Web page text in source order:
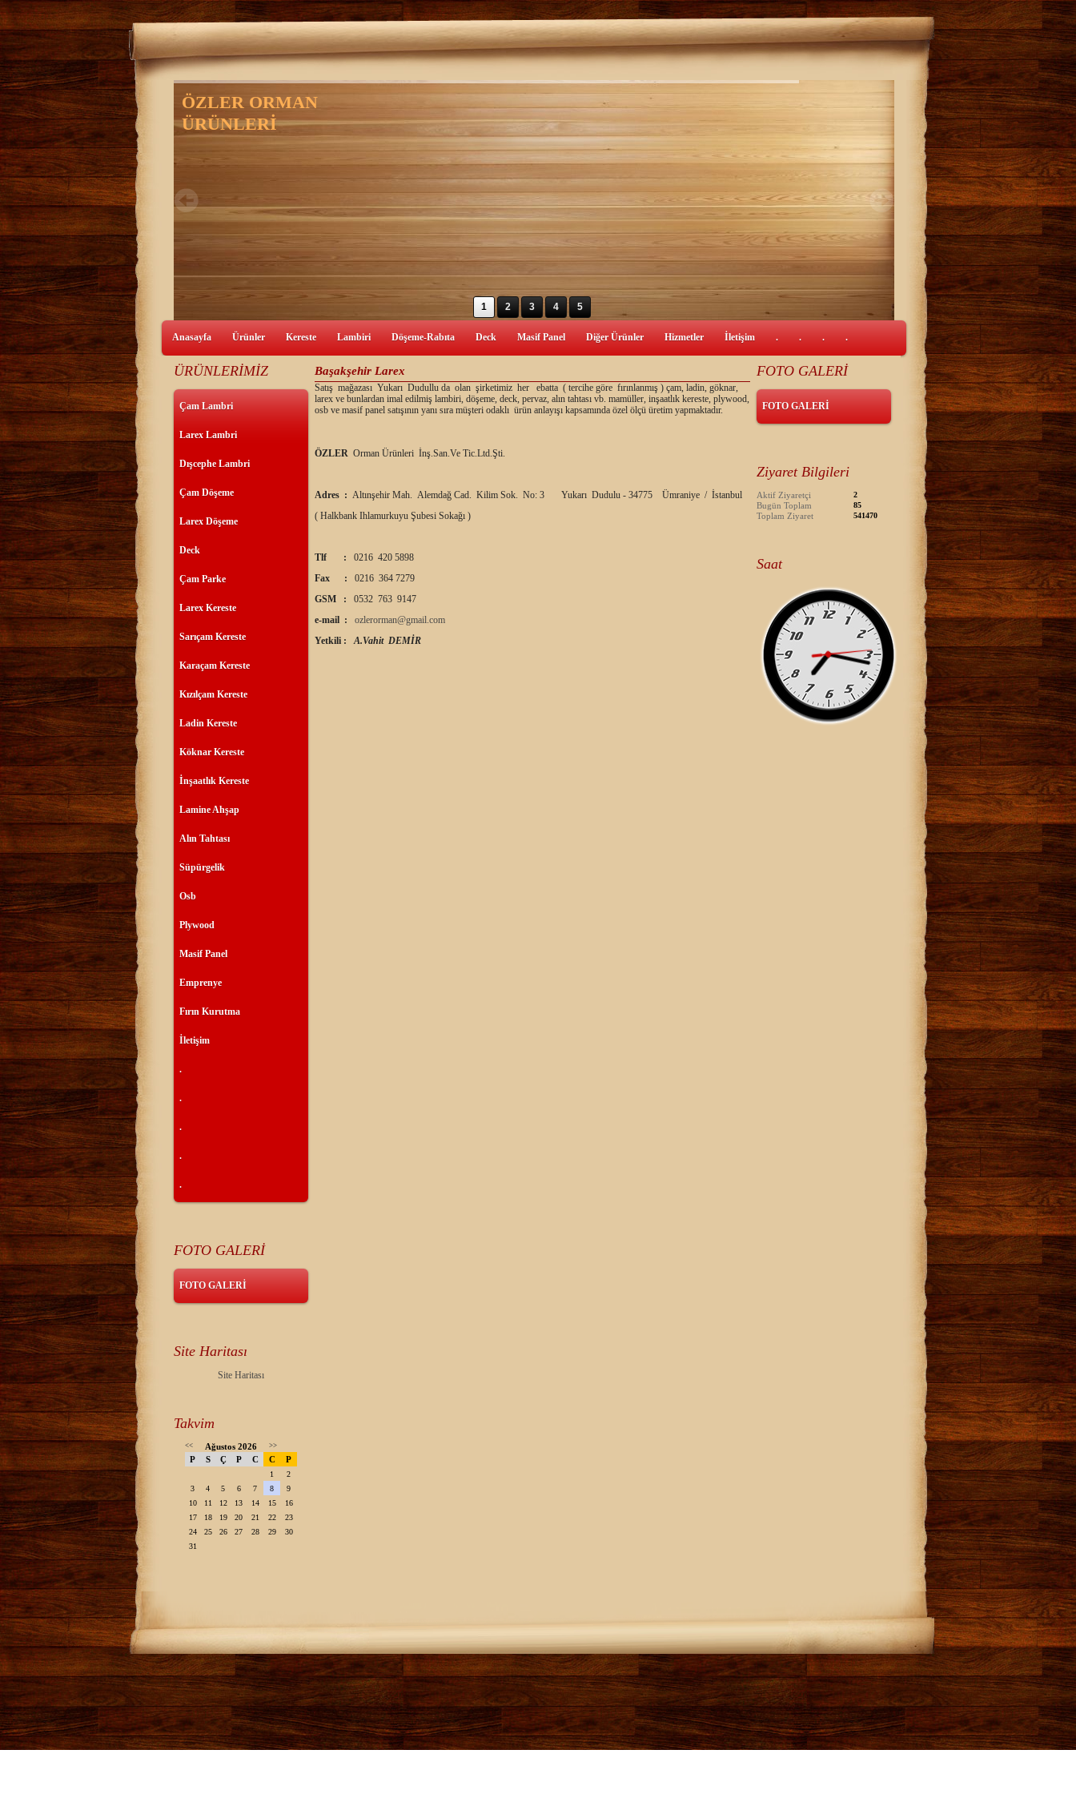
1 2 3 4 5
Anasayfa Ürünler Kereste Lambiri Döşeme-Rabıta Deck Masif Panel Diğer Ürünler Hizmetler İletişim . . . .
ÜRÜNLERİMİZ
Çam Lambri
Larex Lambri
Dışcephe Lambri
Çam Döşeme
Larex Döşeme
Deck
Çam Parke
Larex Kereste
Sarıçam Kereste
Karaçam Kereste
Kızılçam Kereste
Ladin Kereste
Köknar Kereste
İnşaatlık Kereste
Lamine Ahşap
Alın Tahtası
Süpürgelik
Osb
Plywood
Masif Panel
Emprenye
Fırın Kurutma
İletişim
.
.
.
.
.
FOTO GALERİ
FOTO GALERİ
Site Haritası
Site Haritası
Takvim
<< Ağustos 2026 >>
P S Ç P C C P
1
2
3
4 5 6 7 8
9
10
11 12 13 14 15
16
17
18 19 20 21 22
23
24
25 26 27 28 29
30
31
Başakşehir Larex
Satış mağazası Yukarı Dudullu da olan şirketimiz her ebatta ( tercihe göre fırınlanmış ) çam, ladin, göknar,
larex ve bunlardan imal edilmiş lambiri, döşeme, deck, pervaz, alın tahtası vb. mamüller, inşaatlık kereste, plywood,
osb ve masif panel satışının yanı sıra müşteri odaklı ürün anlayışı kapsamında özel ölçü üretim yapmaktadır.
ÖZLER Orman Ürünleri İnş.San.Ve Tic.Ltd.Şti.
Adres : Altınşehir Mah. Alemdağ Cad. Kilim Sok. No: 3 Yukarı Dudulu - 34775 Ümraniye / İstanbul
( Halkbank Ihlamurkuyu Şubesi Sokağı )
Tlf :
0216 420 5898
Fax :
0216 364 7279
GSM :
0532 763 9147
e-mail :
ozlerorman@gmail.com
Yetkili :
A.Vahit DEMİR
FOTO GALERİ
FOTO GALERİ
Ziyaret Bilgileri
Aktif Ziyaretçi 2
Bugün Toplam 85
Toplam Ziyaret 541470
Saat